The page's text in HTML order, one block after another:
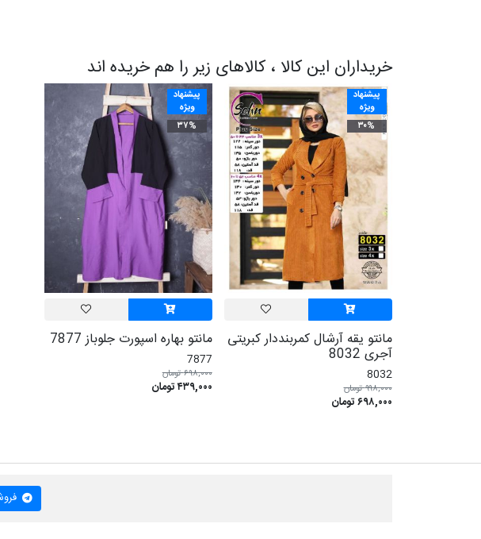
خریداران این کالا ، کالاهای زیر را هم خریده اند
پیشنهاد
ویژه
۳۰%
مانتو یقه آرشال کمربنددار کبریتی
آجری 8032
8032
۹۹۸,۰۰۰ تومان
۶۹۸,۰۰۰ تومان
پیشنهاد
ویژه
۳۷%
مانتو بهاره اسپورت جلوباز 7877
7877
۶۹۸,۰۰۰ تومان
۴۳۹,۰۰۰ تومان